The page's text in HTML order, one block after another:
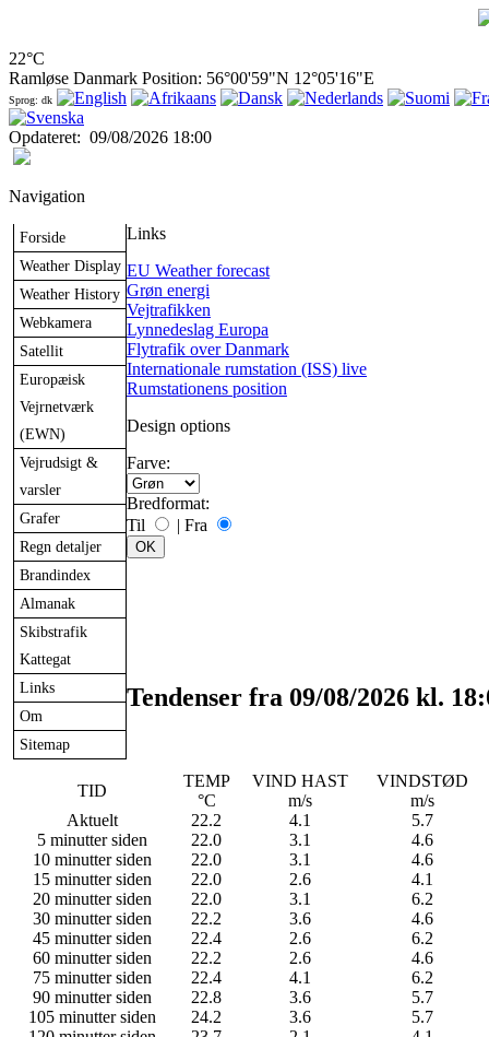
22°C
Ramløse Danmark Position: 56°00'59"N 12°05'16"E
Sprog: dk
Opdateret: 09/08/2026 18:00
Navigation
Forside
Weather Display
Weather History
Webkamera
Satellit
Europæisk
Vejrnetværk
(EWN)
Vejrudsigt &
varsler
Grafer
Regn detaljer
Brandindex
Almanak
Skibstrafik
Kattegat
Links
Om
Sitemap
Links
EU Weather forecast
Grøn energi
Vejtrafikken
Lynnedeslag Europa
Flytrafik over Danmark
Internationale rumstation (ISS) live
Rumstationens position
Design options
Farve:
Bredformat:
Til
| Fra
Tendenser fra 09/08/2026 kl.
TID
TEMP
°C
VIND HAST
m/s
VINDSTØD
m/s
Aktuelt
22.2 4.1
5.7
5 minutter siden
22.0 3.1
4.6
10 minutter siden
22.0 3.1
4.6
15 minutter siden
22.0 2.6
4.1
20 minutter siden
22.0 3.1
6.2
30 minutter siden
22.2 3.6
4.6
45 minutter siden
22.4 2.6
6.2
60 minutter siden
22.2 2.6
4.6
75 minutter siden
22.4 4.1
6.2
90 minutter siden
22.8 3.6
5.7
105 minutter siden
24.2 3.6
5.7